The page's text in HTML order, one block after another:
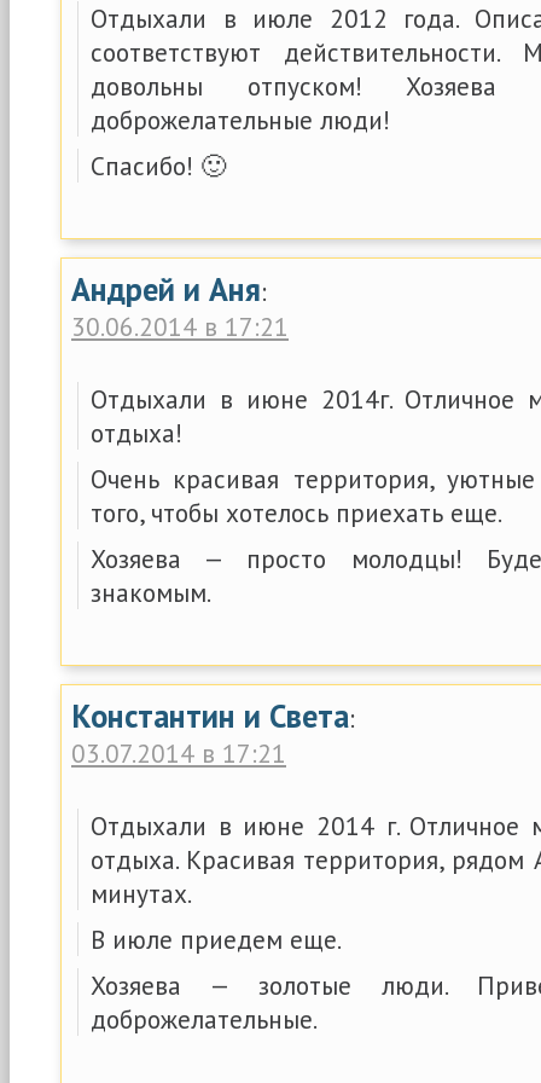
Отдыхали в июле 2012 года.
соответствуют
довольны отпуском! Хозяева
доброжелательные люди!
Спасибо! 🙂
Андрей и Аня:
30.06.2014 в 17:21
Отдыхали в июне 2014г. Отличное
отдыха!
Очень красивая территория,
того, чтобы хотелось приехать еще.
Хозяева — просто молодцы!
знакомым.
Константин и Света:
03.07.2014 в 17:21
Отдыхали в июне 2014 г. Отличное
отдыха. Красивая территория,
минутах.
В июле приедем еще.
Хозяева — золотые люди.
доброжелательные.